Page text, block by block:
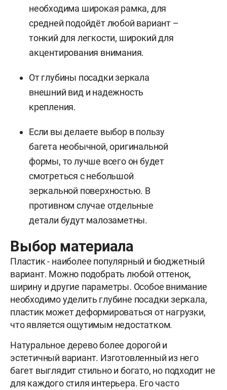
необходима широкая рамка, для
средней подойдёт любой вариант –
тонкий для легкости, широкий для
акцентирования внимания.
От глубины посадки зеркала
внешний вид и надежность
крепления.
Если вы делаете выбор в пользу
багета необычной, оригинальной
формы, то лучше всего он будет
смотреться с небольшой
зеркальной поверхностью. В
противном случае отдельные
детали будут малозаметны.
Выбор материала
Пластик - наиболее популярный и бюджетный
вариант. Можно подобрать любой оттенок,
ширину и другие параметры. Особое внимание
необходимо уделить глубине посадки зеркала,
пластик может деформироваться от нагрузки,
что является ощутимым недостатком.
Натуральное дерево более дорогой и
эстетичный вариант. Изготовленный из него
багет выглядит стильно и богато, но подходит не
для каждого стиля интерьера. Его часто